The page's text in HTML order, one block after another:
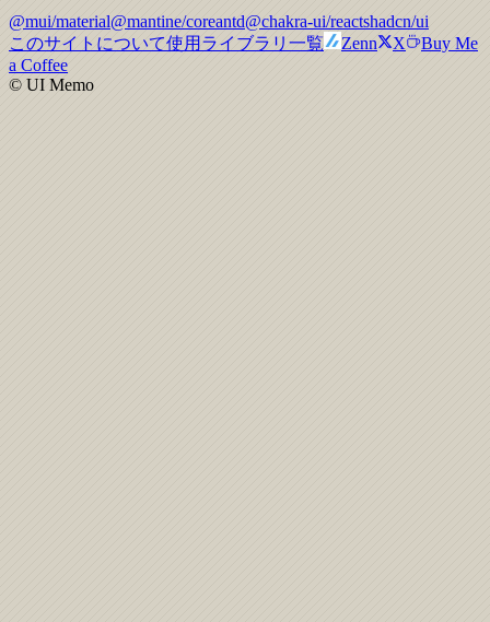
@mui/material@mantine/coreantd@chakra-ui/reactshadcn/ui
このサイトについて使用ライブラリ一覧 Zenn X
Buy Me
a Coffee
© UI Memo